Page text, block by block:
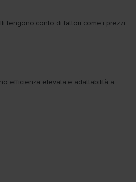
tengono conto di fattori come i prezzi
efficienza elevata e adattabilità a